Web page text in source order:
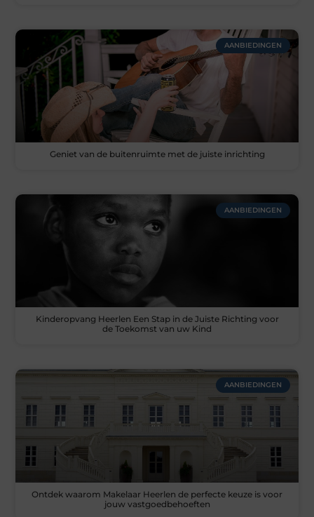
AANBIEDINGEN
Geniet van de buitenruimte met de juiste inrichting
AANBIEDINGEN
Kinderopvang Heerlen Een Stap in de Juiste Richting voor
de Toekomst van uw Kind
AANBIEDINGEN
Ontdek waarom Makelaar Heerlen de perfecte keuze is voor
jouw vastgoedbehoeften